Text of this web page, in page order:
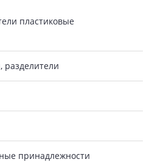
пластиковые
разделители
принадлежности